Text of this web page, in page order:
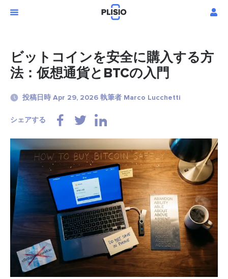
ビットコインを安全に購入する方
法：仮想通貨とBTCの入門
投稿日時 Apr 29, 2026 執筆者 Marco Lucchetti
シェアする